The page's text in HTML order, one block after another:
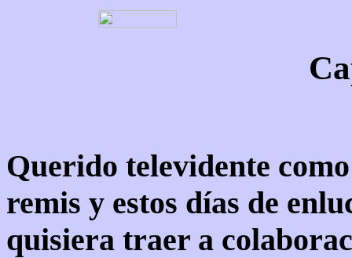
Querido televidente
remis y estos días de
quisiera traer a